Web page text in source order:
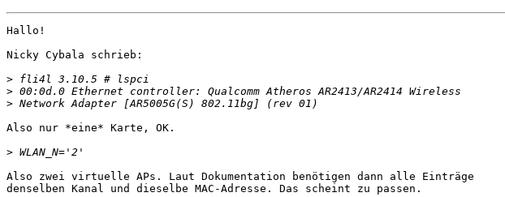
Hallo!
Nicky Cybala schrieb:
>
>
>
Also nur *eine* Karte, OK.
>
Also zwei virtuelle APs. Laut Dokumentation benötigen dann alle Einträge
denselben Kanal und dieselbe MAC-Adresse. Das scheint zu passen.